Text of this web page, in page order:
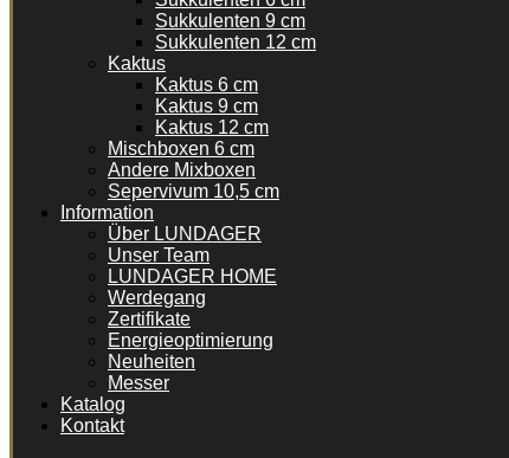
Sukkulenten 9 cm
Sukkulenten 12 cm
Kaktus
Kaktus 6 cm
Kaktus 9 cm
Kaktus 12 cm
Mischboxen 6 cm
Andere Mixboxen
Sepervivum 10,5 cm
Information
Über LUNDAGER
Unser Team
LUNDAGER HOME
Werdegang
Zertifikate
Energieoptimierung
Neuheiten
Messer
Katalog
Kontakt